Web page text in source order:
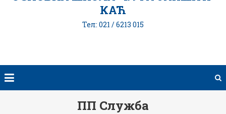
КАЋ
Тел: 021 / 6213 015
ПП Служба